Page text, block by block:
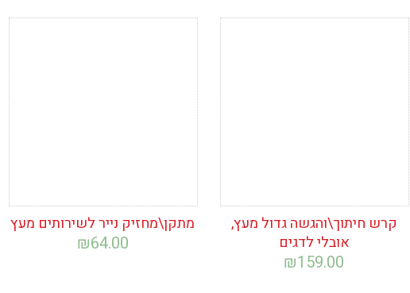
קרש חיתוך\והגשה גדול מעץ,
אובלי לדגים
₪159.00
מתקן\מחזיק נייר לשירותים מעץ
₪64.00